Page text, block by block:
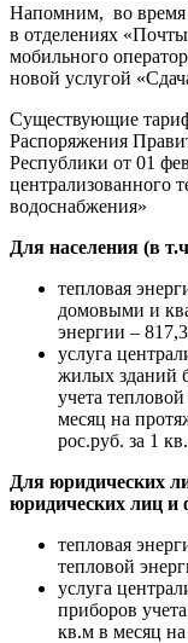
Напомним, во время
в отделениях
мобильного
новой услугой
Существующие
Распоряжения
Республики от 01
централизованного
водоснабжения»
Для населения (в
тепловая
домовыми и
энергии –
услуга
жилых зданий
учета
месяц на
рос.руб. за 1
Для юридических
юридических лиц и
тепловая
тепловой
услуга
приборов
кв.м в месяц